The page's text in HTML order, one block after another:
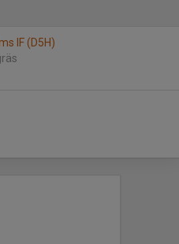
IF (D5H)